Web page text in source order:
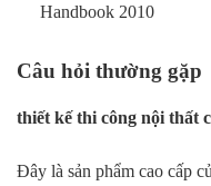
Handbook 2010
Câu hỏi thường gặp
thiết kế thi công nội thất
Đây là sản phẩm cao cấp